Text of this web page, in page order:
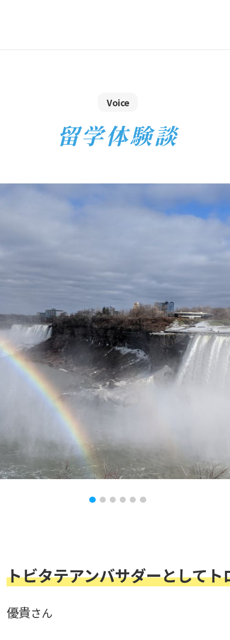
Voice
留学体験談
トビタテアンバサダーとしてト
優貴さん